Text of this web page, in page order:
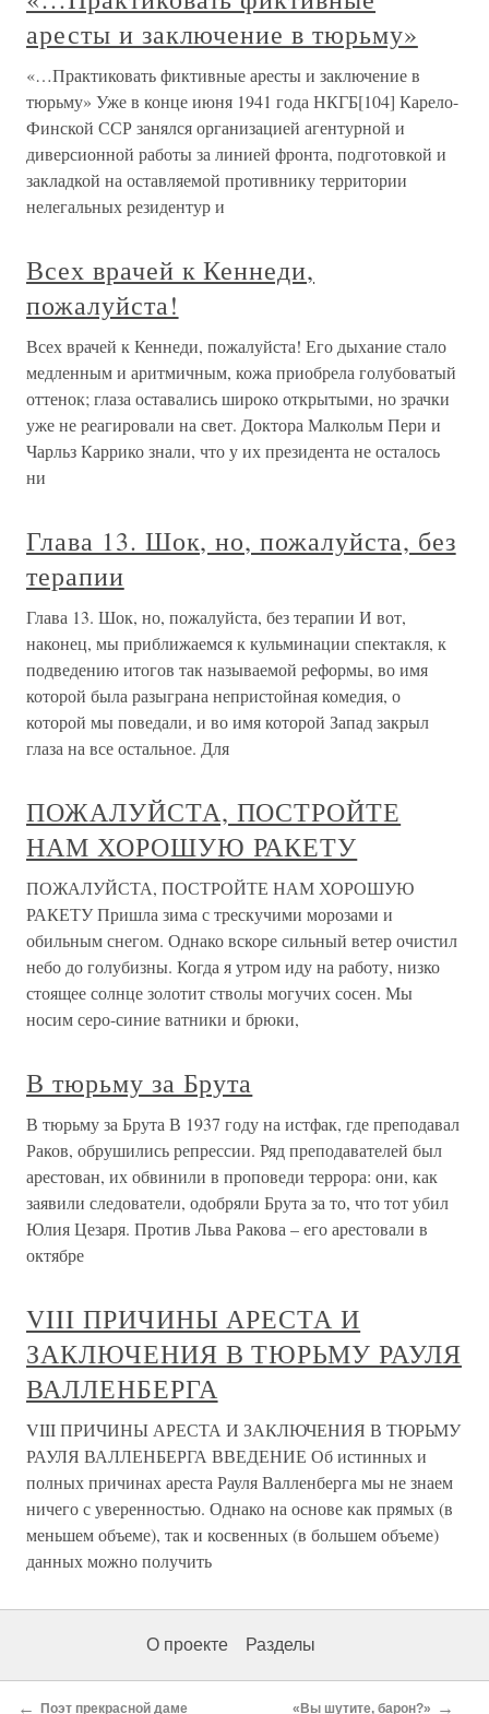
аресты и заключение в тюрьму»
«…Практиковать фиктивные аресты и заключение в
тюрьму» Уже в конце июня 1941 года НКГБ[104] Карело-
Финской ССР занялся организацией агентурной и
диверсионной работы за линией фронта, подготовкой и
закладкой на оставляемой противнику территории
нелегальных резидентур и
Всех врачей к Кеннеди,
пожалуйста!
Всех врачей к Кеннеди, пожалуйста! Его дыхание стало
медленным и аритмичным, кожа приобрела голубоватый
оттенок; глаза оставались широко открытыми, но зрачки
уже не реагировали на свет. Доктора Малкольм Пери и
Чарльз Каррико знали, что у их президента не осталось
ни
Глава 13. Шок, но, пожалуйста, без
терапии
Глава 13. Шок, но, пожалуйста, без терапии И вот,
наконец, мы приближаемся к кульминации спектакля, к
подведению итогов так называемой реформы, во имя
которой была разыграна непристойная комедия, о
которой мы поведали, и во имя которой Запад закрыл
глаза на все остальное. Для
ПОЖАЛУЙСТА, ПОСТРОЙТЕ
НАМ ХОРОШУЮ РАКЕТУ
ПОЖАЛУЙСТА, ПОСТРОЙТЕ НАМ ХОРОШУЮ
РАКЕТУ Пришла зима с трескучими морозами и
обильным снегом. Однако вскоре сильный ветер очистил
небо до голубизны. Когда я утром иду на работу, низко
стоящее солнце золотит стволы могучих сосен. Мы
носим серо-синие ватники и брюки,
В тюрьму за Брута
В тюрьму за Брута В 1937 году на истфак, где преподавал
Раков, обрушились репрессии. Ряд преподавателей был
арестован, их обвинили в проповеди террора: они, как
заявили следователи, одобряли Брута за то, что тот убил
Юлия Цезаря. Против Льва Ракова – его арестовали в
октябре
VIII ПРИЧИНЫ АРЕСТА И
ЗАКЛЮЧЕНИЯ В ТЮРЬМУ РАУЛЯ
ВАЛЛЕНБЕРГА
VIII ПРИЧИНЫ АРЕСТА И ЗАКЛЮЧЕНИЯ В ТЮРЬМУ
РАУЛЯ ВАЛЛЕНБЕРГА ВВЕДЕНИЕ Об истинных и
полных причинах ареста Рауля Валленберга мы не знаем
ничего с уверенностью. Однако на основе как прямых (в
меньшем объеме), так и косвенных (в большем объеме)
данных можно получить
О проекте Разделы
← Поэт прекрасной даме «Вы шутите, барон?» →